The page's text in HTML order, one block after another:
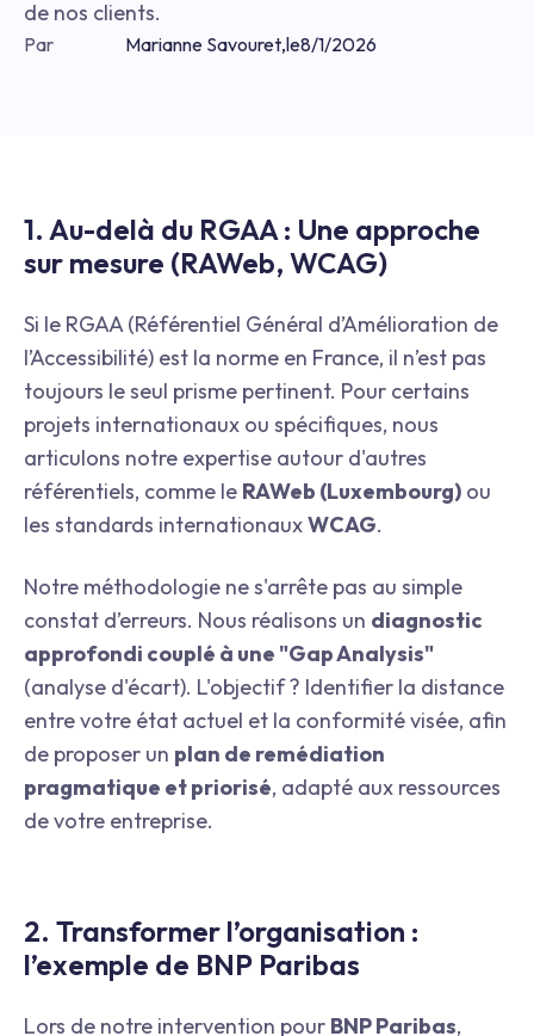
de nos clients.
Par Marianne Savouret,le8/1/2026
1. Au-delà du RGAA : Une approche
sur mesure (RAWeb, WCAG)
Si le RGAA (Référentiel Général d’Amélioration de
l’Accessibilité) est la norme en France, il n’est pas
toujours le seul prisme pertinent. Pour certains
projets internationaux ou spécifiques, nous
articulons notre expertise autour d'autres
référentiels, comme le RAWeb (Luxembourg) ou
les standards internationauxWCAG.
Notre méthodologie ne s'arrête pas au simple
constat d’erreurs. Nous réalisons un diagnostic
approfondi couplé à une "Gap Analysis"
(analyse d'écart). L'objectif ? Identifier la distance
entre votre état actuel et la conformité visée, afin
de proposer un plan de remédiation
pragmatique et priorisé, adapté aux ressources
de votre entreprise.
2. Transformer l’organisation :
l’exemple de BNP Paribas
Lors de notre intervention pour BNP Paribas,